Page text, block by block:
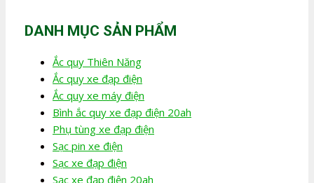
DANH MỤC SẢN PHẨM
Ắc quy Thiên Năng
Ắc quy xe đạp điện
Ắc quy xe máy điện
Bình ắc quy xe đạp điện 20ah
Phụ tùng xe đạp điện
Sạc pin xe điện
Sạc xe đạp điện
Sạc xe đạp điện 20ah